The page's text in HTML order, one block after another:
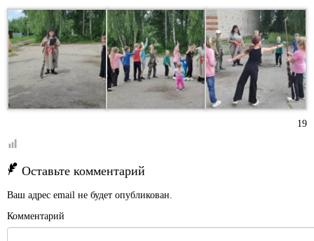
19
Оставьте комментарий
Ваш адрес email не будет опубликован.
Комментарий